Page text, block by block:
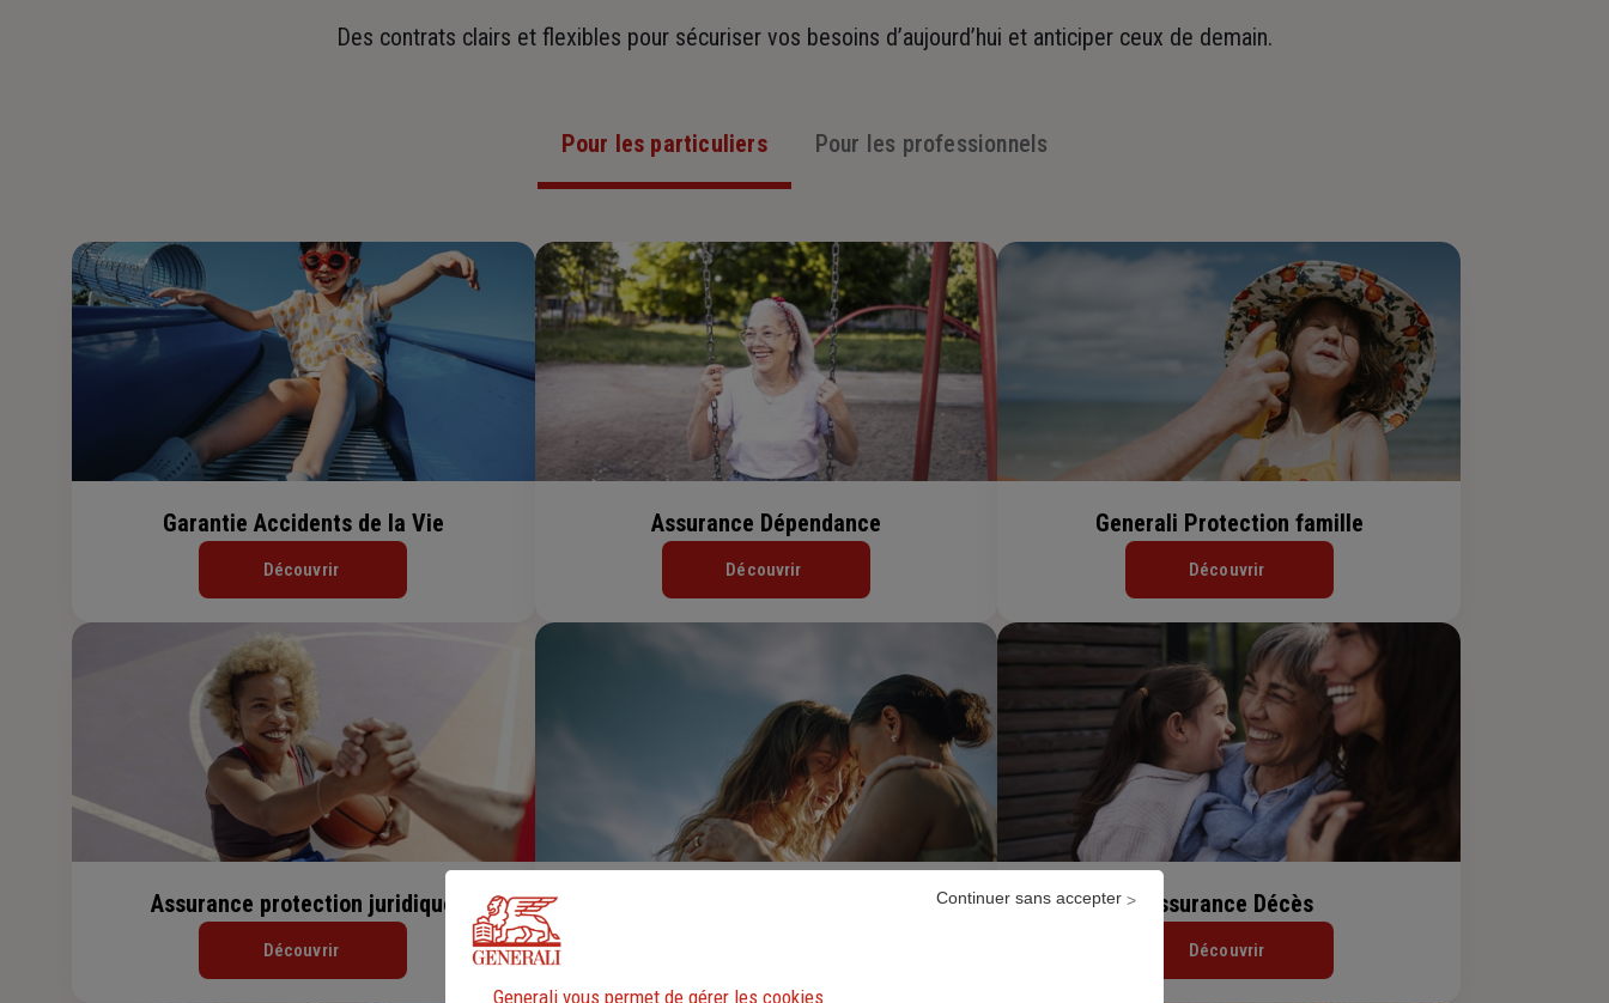
Des contrats clairs et flexibles pour sécuriser vos besoins d’aujourd’hui et anticiper ceux de demain.
Pour les particuliers Pour les professionnels
Garantie Accidents de la Vie
Découvrir
Assurance Dépendance
Découvrir
Generali Protection famille
Découvrir
Assurance protection juridique
Découvrir
Assurance Décès
Découvrir
Generali vous permet de gérer les cookies
Continuer sans accepter